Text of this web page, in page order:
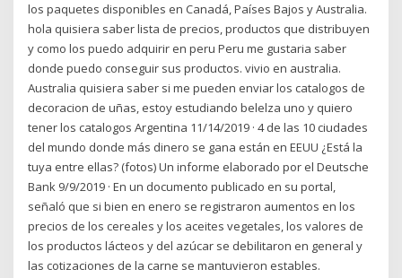
los paquetes disponibles en Canadá, Países Bajos y Australia.
hola quisiera saber lista de precios, productos que distribuyen
y como los puedo adquirir en peru Peru me gustaria saber
donde puedo conseguir sus productos. vivio en australia.
Australia quisiera saber si me pueden enviar los catalogos de
decoracion de uñas, estoy estudiando belelza uno y quiero
tener los catalogos Argentina 11/14/2019 · 4 de las 10 ciudades
del mundo donde más dinero se gana están en EEUU ¿Está la
tuya entre ellas? (fotos) Un informe elaborado por el Deutsche
Bank 9/9/2019 · En un documento publicado en su portal,
señaló que si bien en enero se registraron aumentos en los
precios de los cereales y los aceites vegetales, los valores de
los productos lácteos y del azúcar se debilitaron en general y
las cotizaciones de la carne se mantuvieron estables.